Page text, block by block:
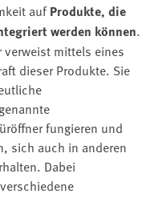
aufProdukte, die
werden können.
verweist mittels eines
dieser Produkte. Sie
fungieren und
sich auch in anderen
Dabei